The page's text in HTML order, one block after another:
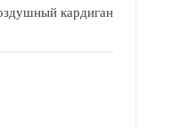
кардиган